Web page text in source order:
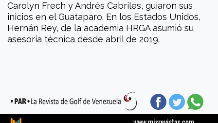
Carolyn Frech y Andrés Cabriles, guiaron sus
inicios en el Guataparo. En los Estados Unidos,
Hernán Rey, de la academia HRGA asumió su
asesoría técnica desde abril de 2019.